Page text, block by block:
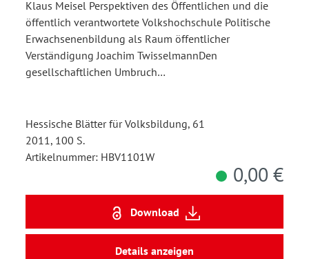
Klaus Meisel Perspektiven des Öffentlichen und die
öffentlich verantwortete Volkshochschule Politische
Erwachsenenbildung als Raum öffentlicher
Verständigung Joachim TwisselmannDen
gesellschaftlichen Umbruch…
Hessische Blätter für Volksbildung, 61
2011, 100 S.
Artikelnummer: HBV1101W
0,00 €
Download
Details anzeigen